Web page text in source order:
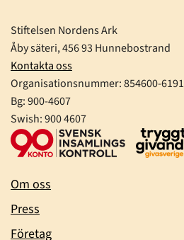
Stiftelsen Nordens Ark
Åby säteri, 456 93 Hunnebostrand
Kontakta oss
Organisationsnummer:854600-6191
Bg: 900-4607
Swish: 900 4607
Om oss
Press
Företag